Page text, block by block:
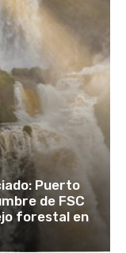
Puerto
de FSC
forestal en